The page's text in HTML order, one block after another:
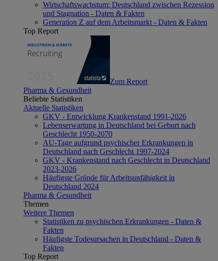
Wirtschaftswachstum: Deutschland zwischen Rezession
und Stagnation - Daten & Fakten
Generation Z auf dem Arbeitsmarkt - Daten & Fakten
Top Report
Zum Report
Pharma & Gesundheit
Beliebte Statistiken
Aktuelle Statistiken
GKV - Entwicklung Krankenstand 1991-2026
Lebenserwartung in Deutschland bei Geburt nach
Geschlecht 1950-2070
AU-Tage aufgrund psychischer Erkrankungen in
Deutschland nach Geschlecht 1997-2024
GKV - Krankenstand nach Geschlecht in Deutschland
2023-2026
Häufigste Gründe für Arbeitsunfähigkeit in
Deutschland 2024
Pharma & Gesundheit
Themen
Weitere Themen
Statistiken zu psychischen Erkrankungen - Daten &
Fakten
Häufigste Todesursachen in Deutschland - Daten &
Fakten
Top Report